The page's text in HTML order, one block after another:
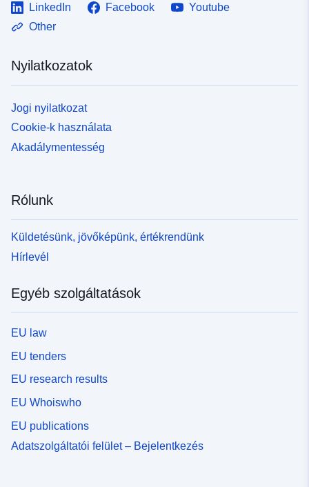
LinkedIn Facebook
Youtube
Other
Nyilatkozatok
Jogi nyilatkozat
Cookie-k használata
Akadálymentesség
Rólunk
Küldetésünk, jövőképünk, értékrendünk
Hírlevél
Egyéb szolgáltatások
EU law
EU tenders
EU research results
EU Whoiswho
EU publications
Adatszolgáltatói felület – Bejelentkezés